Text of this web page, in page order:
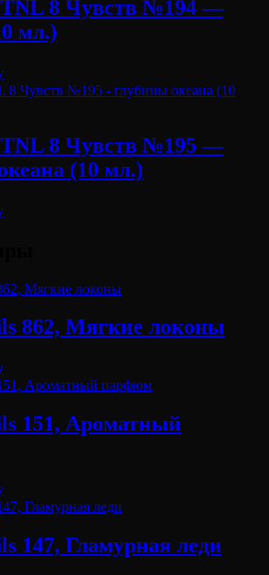
TNL 8 Чувств №194 —
мл.)
TNL 8 Чувств №195 —
(10 мл.)
862, Мягкие локоны
151, Ароматный
147, Гламурная леди